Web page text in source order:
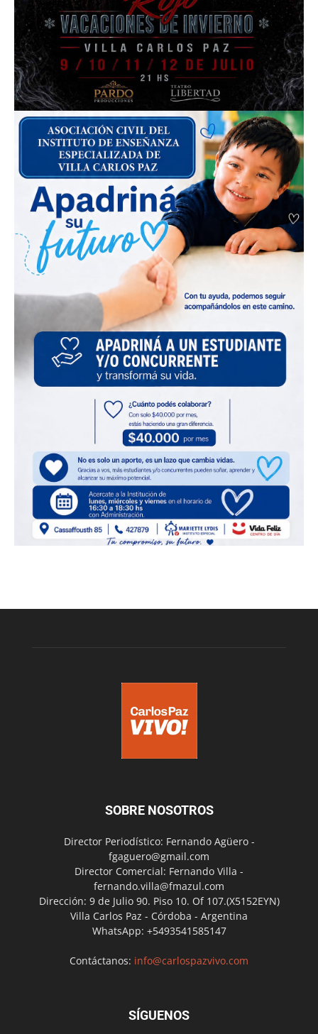
SOBRE NOSOTROS
Director Periodístico: Fernando Agüero -
fgaguero@gmail.com
Director Comercial: Fernando Villa -
fernando.villa@fmazul.com
Dirección: 9 de Julio 90. Piso 10. Of 107.(X5152EYN)
Villa Carlos Paz - Córdoba - Argentina
WhatsApp: +5493541585147
Contáctanos: info@carlospazvivo.com
SÍGUENOS